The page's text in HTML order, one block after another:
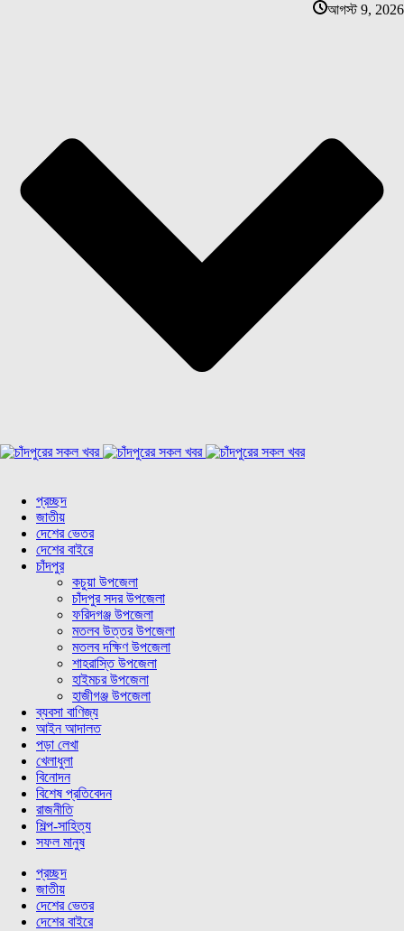
আগস্ট 9, 2026
প্রচ্ছদ
জাতীয়
দেশের ভেতর
দেশের বাইরে
চাঁদপুর
কচুয়া উপজেলা
চাঁদপুর সদর উপজেলা
ফরিদগঞ্জ উপজেলা
মতলব উত্তর উপজেলা
মতলব দক্ষিণ উপজেলা
শাহরাস্তি উপজেলা
হাইমচর উপজেলা
হাজীগঞ্জ উপজেলা
ব্যবসা বাণিজ্য
আইন আদালত
পড়া লেখা
খেলাধুলা
বিনোদন
বিশেষ প্রতিবেদন
রাজনীতি
শিল্প-সাহিত্য
সফল মানুষ
প্রচ্ছদ
জাতীয়
দেশের ভেতর
দেশের বাইরে